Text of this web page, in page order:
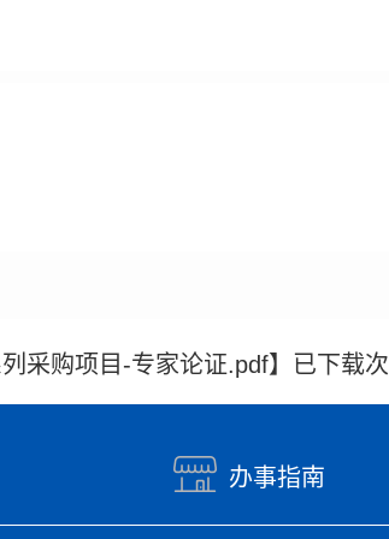
采购项目-专家论证.pdf】已下载次
办事指南